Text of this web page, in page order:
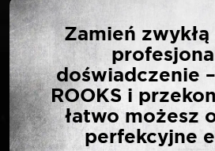
NAPISZ
OPINIĘ O
TARCZA
DREWNA 165
65MN-YG8
MM 24
Zamień
doświadczenie
ROOKS i
łatwo możesz
perfekcyjne